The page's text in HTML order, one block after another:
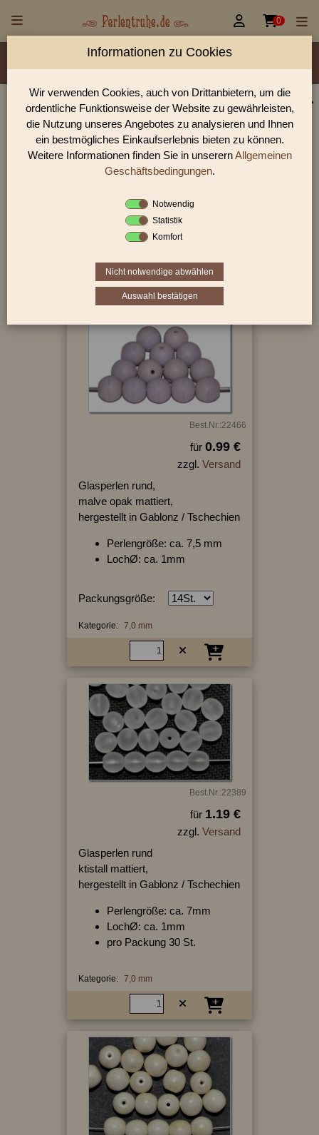
 0
Material/Glassorte Sorte/Form Farbe
Größen
Lochdurchmesser
Perlen Shop für gedrückte Perlen runde 7,0 mm
In unserem Perlen Shop finden sie zahlreich gedrückte Perlen
runde 7,0 mm und viele weiter Glasperlen.
Sie befinden sich in folgender Kategorie:
gedrückte Perlen runde Perlen
Best.Nr.:22466
für 0.99 €
zzgl. Versand
Glasperlen rund,
malve opak mattiert,
hergestellt in Gablonz / Tschechien
Perlengröße: ca. 7,5 mm
LochØ: ca. 1mm
Packungsgröße:
Kategorie: 7,0 mm
Best.Nr.:22389
für 1.19 €
zzgl. Versand
Glasperlen rund
ktistall mattiert,
hergestellt in Gablonz / Tschechien
Perlengröße: ca. 7mm
LochØ: ca. 1mm
pro Packung 30 St.
Kategorie: 7,0 mm
Informationen zu Cookies
Wir verwenden Cookies, auch von Drittanbietern, um die
ordentliche Funktionsweise der Website zu gewährleisten,
die Nutzung unseres Angebotes zu analysieren und Ihnen
ein bestmögliches Einkaufserlebnis bieten zu können.
Weitere Informationen finden Sie in unserernAllgemeinen
Geschäftsbedingungen.
Notwendig
Statistik
Komfort
Nicht notwendige abwählen
Auswahl bestätigen